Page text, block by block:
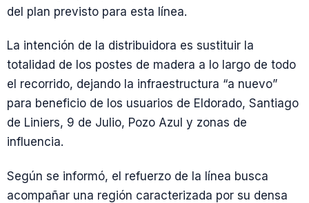
del plan previsto para esta línea.
La intención de la distribuidora es sustituir la
totalidad de los postes de madera a lo largo de todo
el recorrido, dejando la infraestructura “a nuevo”
para beneficio de los usuarios de Eldorado, Santiago
de Liniers, 9 de Julio, Pozo Azul y zonas de
influencia.
Según se informó, el refuerzo de la línea busca
acompañar una región caracterizada por su densa